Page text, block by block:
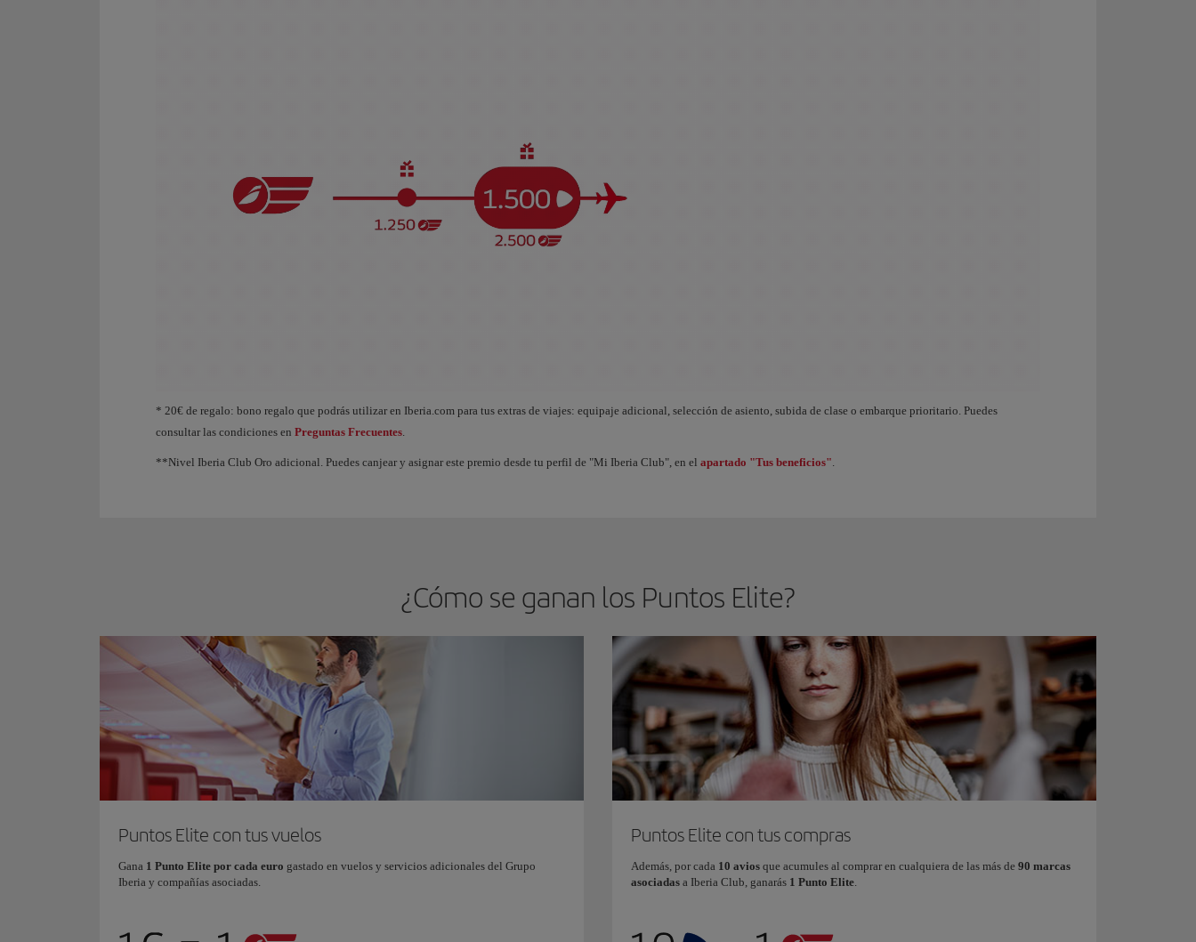
* 20€ de regalo: bono regalo que podrás utilizar en Iberia.com para tus extras de viajes: equipaje adicional, selección de asiento, subida de clase o embarque prioritario. Puedes
consultar las condiciones en Preguntas Frecuentes
**Nivel Iberia Club Oro adicional. Puedes canjear y asignar este premio desde tu perfil de "Mi Iberia Club", en el apartado "Tus beneficios"
¿Cómo se ganan los Puntos Elite?
Puntos Elite con tus vuelos
Gana 1 Punto Elite por cada euro gastado en vuelos y servicios adicionales del Grupo
Iberia y compañías asociadas.
Puntos Elite con tus compras
Además, por cada 10 avios que acumules al comprar en cualquiera de las más de 90 marcas
asociadas a Iberia Club, ganarás 1 Punto Elite.